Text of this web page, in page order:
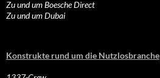
Zu und um Boesche Direct
Zu und um Dubai
Konstrukte rund um die Nutzlosbranche